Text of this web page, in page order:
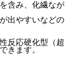
含み、化繊なが
出やすいなどの
反応硬化型（超
きます。